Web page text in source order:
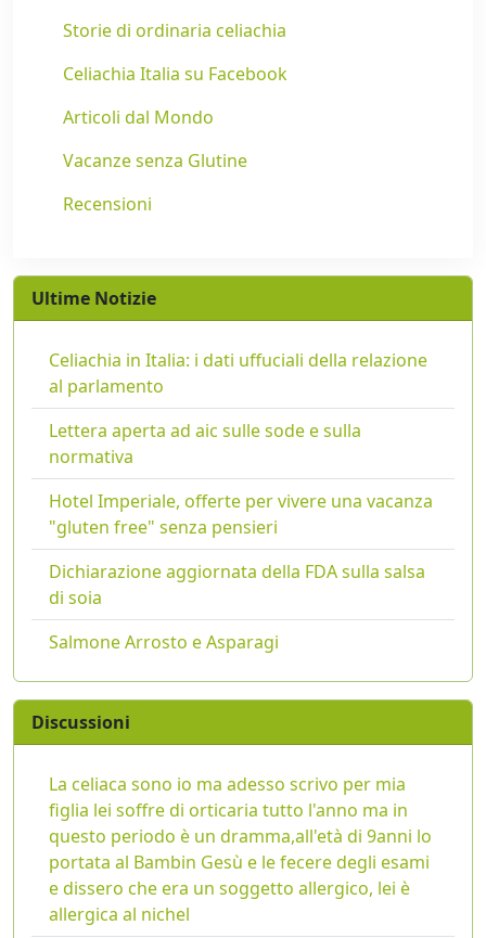
Storie di ordinaria celiachia
Celiachia Italia su Facebook
Articoli dal Mondo
Vacanze senza Glutine
Recensioni
Ultime Notizie
Celiachia in Italia: i dati uffuciali della relazione
al parlamento
Lettera aperta ad aic sulle sode e sulla
normativa
Hotel Imperiale, offerte per vivere una vacanza
"gluten free" senza pensieri
Dichiarazione aggiornata della FDA sulla salsa
di soia
Salmone Arrosto e Asparagi
Discussioni
La celiaca sono io ma adesso scrivo per mia
figlia lei soffre di orticaria tutto l'anno ma in
questo periodo è un dramma,all'età di 9anni lo
portata al Bambin Gesù e le fecere degli esami
e dissero che era un soggetto allergico, lei è
allergica al nichel